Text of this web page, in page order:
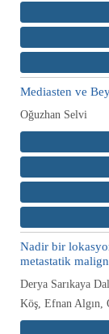
Mediasten ve
Oğuzhan Selvi
Nadir bir
metastatik
Derya Sarıkaya
Köş, Efnan Algın,